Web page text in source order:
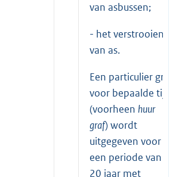
van asbussen;
- het verstrooien
van as.
Een particulier graf
voor bepaalde tijd
(voorheen huur
graf) wordt
uitgegeven voor
een periode van
20 jaar met